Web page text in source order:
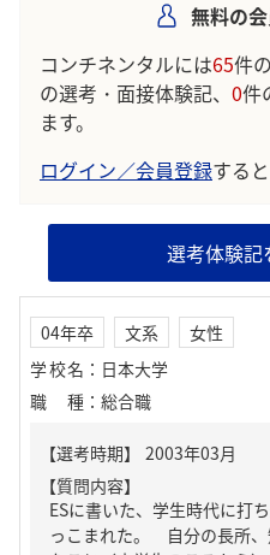
無料の
コンチネンタルには65件
の選考・面接体験記、 0件
ます。
ログイン／会員登録する
選考体験記
04年卒 文系
女性
学校名 ： 日本大学
職種 ： 総合職
【質問内容】
ESに書いた、学生時代に打
っこまれた。 自分の長所